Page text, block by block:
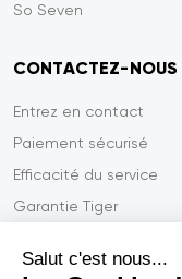
Salut c'est nous...
So Seven
CONTACTEZ-NOUS
Entrez en contact
Paiement sécurisé
Efficacité du service
Garantie Tiger